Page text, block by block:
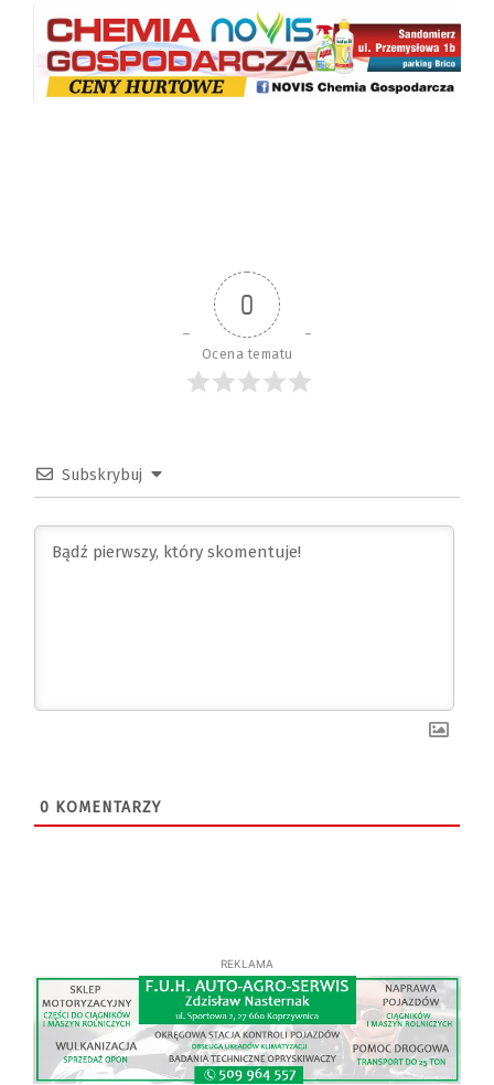
0
Ocena tematu
Subskrybuj
0 KOMENTARZY
REKLAMA